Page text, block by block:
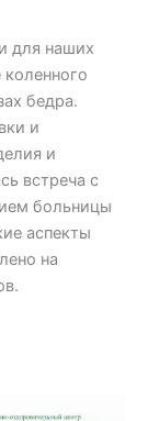
для наших
бедра.
и
и
встреча с
больницы
аспекты
на